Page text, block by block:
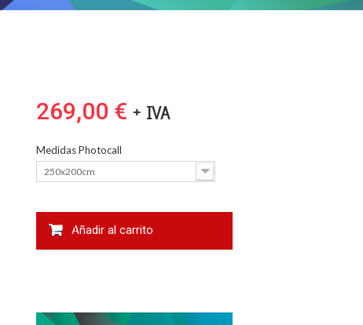
269,00 € + IVA
Medidas Photocall
250x200cm
Añadir al carrito